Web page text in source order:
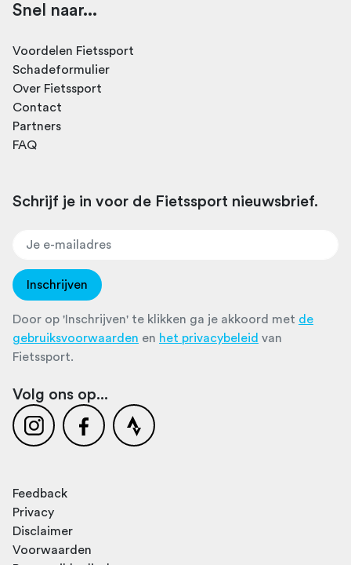
Snel naar...
Voordelen Fietssport
Schadeformulier
Over Fietssport
Contact
Partners
FAQ
Schrijf je in voor de Fietssport nieuwsbrief.
Inschrijven
Door op 'Inschrijven' te klikken ga je akkoord met de
gebruiksvoorwaarden en het privacybeleid van
Fietssport.
Volg ons op...
Feedback
Privacy
Disclaimer
Voorwaarden